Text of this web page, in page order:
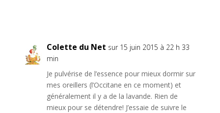
Colette du Net sur 15 juin 2015 à 22 h 33
min
Je pulvérise de l’essence pour mieux dormir sur
mes oreillers (l’Occitane en ce moment) et
généralement il y a de la lavande. Rien de
mieux pour se détendre! J’essaie de suivre le